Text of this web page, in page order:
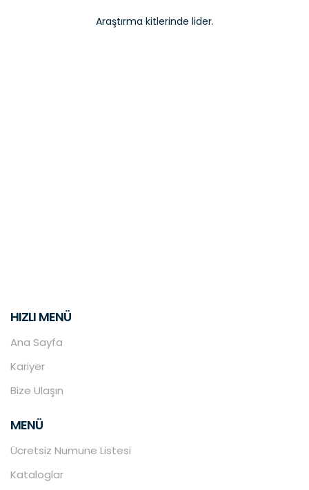
Araştırma kitlerinde lider.
HIZLI MENÜ
Ana Sayfa
Kariyer
Bize Ulaşın
MENÜ
Ücretsiz Numune Listesi
Kataloglar